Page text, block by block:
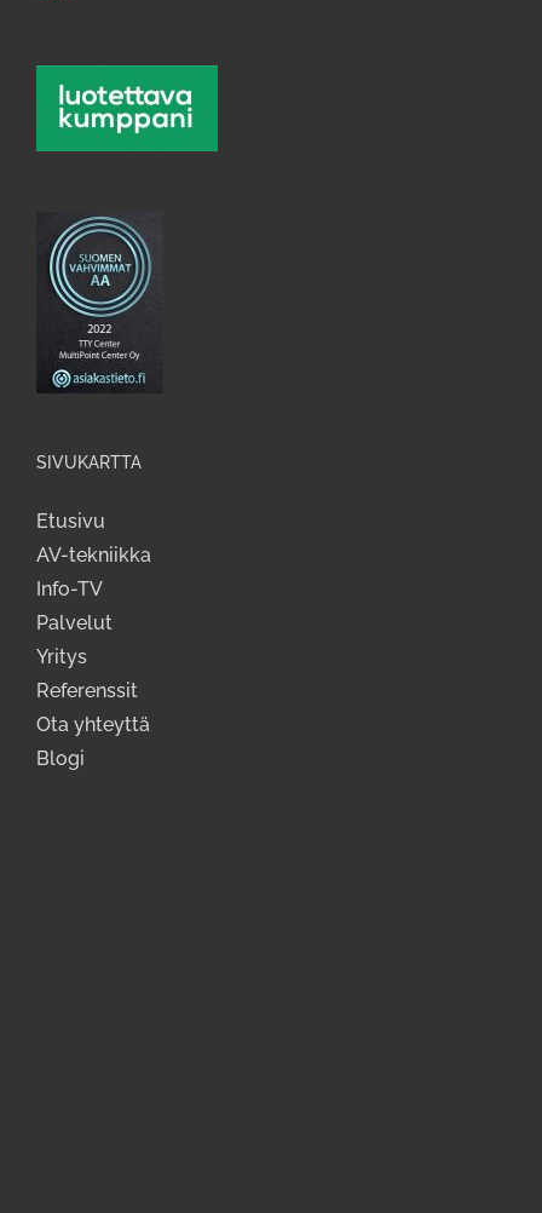
SIVUKARTTA
Etusivu
AV-tekniikka
Info-TV
Palvelut
Yritys
Referenssit
Ota yhteyttä
Blogi